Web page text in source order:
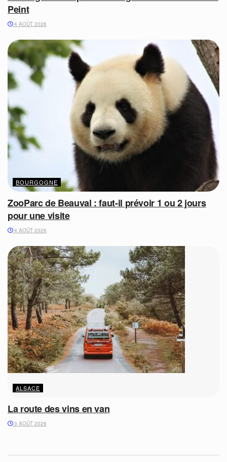
Peint
4 AOÛT 2026
BOURGOGNE
ZooParc de Beauval : faut-il prévoir 1 ou 2 jours
pour une visite
4 AOÛT 2026
ALSACE
La route des vins en van
3 AOÛT 2026